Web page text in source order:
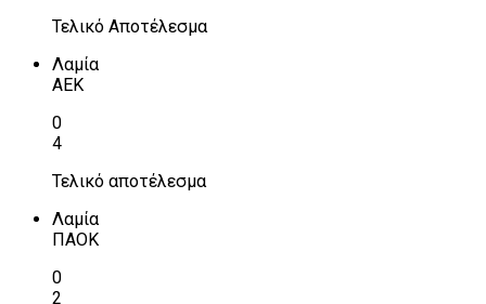
Τελικό Αποτέλεσμα
Λαμία
ΑΕΚ
0
4
Τελικό αποτέλεσμα
Λαμία
ΠΑΟΚ
0
2